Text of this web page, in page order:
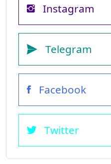
Instagram
Telegram
Facebook
Twitter